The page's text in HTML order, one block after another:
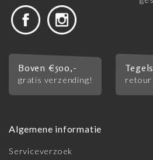
Boven €500,-
gratis verzending! retour
Algemene informatie
Serviceverzoek